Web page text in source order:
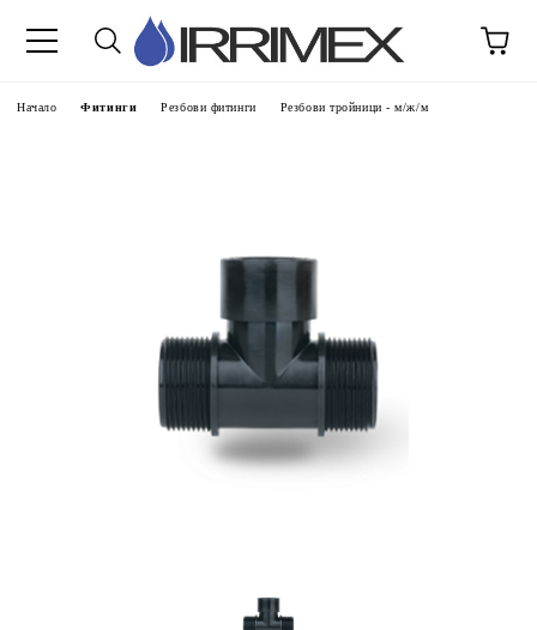
Начало Фитинги Резбови фитинги Резбови тройници - м/ж/м